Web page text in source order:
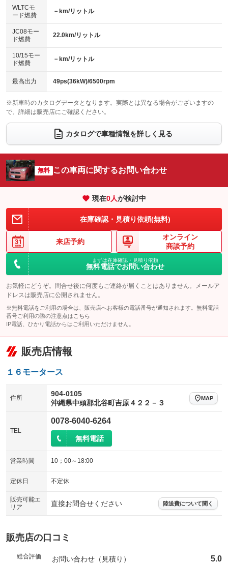
センターデフロック
：装備なし
電動格納ミラー
：装備なし
エアロ
：装備なし
ローダウン
：装備なし
ベンチシート
：装備あり
チップアップシート
：装備なし
電動格納サードシート
：装備なし シートヒーター
：装備あり
ウォークスルー
電動リアゲート フロントカメラ
：装備なし
シートエアコン
：装備なし 全周囲カメラ
：装備なし
サイドカメラ
：装備なし ルーフレール
：装備なし
エアサスペンション ヘッドライトウォッシャー
WLTCモ
ード燃費
－km/リットル
JC08モー
ド燃費
22.0km/リットル
10/15モー
ド燃費
－km/リットル
最高出力 49ps(36kW)/6500rpm
※新車時のカタログデータとなります。実際とは異なる場合がございますの
で、詳細は販売店にご確認ください。
カタログで車種情報を詳しく見る
無料 この車両に関するお問い合わせ
現在0人が検討中
在庫確認・見積り依頼(無料)
来店予約
オンライン
商談予約
まずは在庫確認・見積り依頼
無料電話でお問い合わせ
お気軽にどうぞ。問合せ後に何度もご連絡が届くことはありません。メールア
ドレスは販売店に公開されません。
※無料電話をご利用の場合は、販売店へお客様の電話番号が通知されます。無料電話
番号ご利用の際の注意点は こちら
IP電話、ひかり電話からはご利用いただけません。
販売店情報
１６モータース
住所
904-0105
沖縄県中頭郡北谷町吉原４２２－３
MAP
TEL
0078-6040-6264
無料電話
営業時間 10；00～18:00
定休日 不定休
販売可能エ
リア
直接お問合せください 陸送費について聞く
販売店の口コミ
総合評価 お問い合わせ（見積り） 5.0